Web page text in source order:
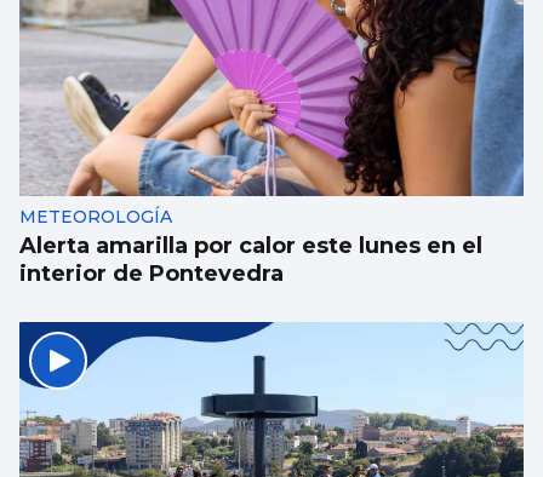
METEOROLOGÍA
Alerta amarilla por calor este lunes en el
interior de Pontevedra